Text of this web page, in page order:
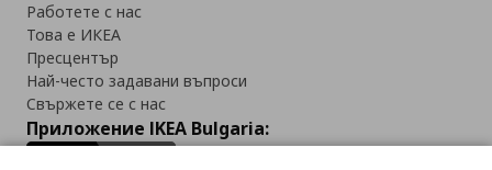
Работете с нас
Това е ИКЕА
Пресцентър
Най-често задавани въпроси
Свържете се с нас
Приложение IKEA Bulgaria: